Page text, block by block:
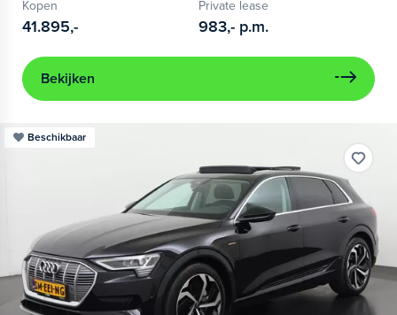
Kopen
41.895,-
Private lease
983,- p.m.
Bekijken
Beschikbaar